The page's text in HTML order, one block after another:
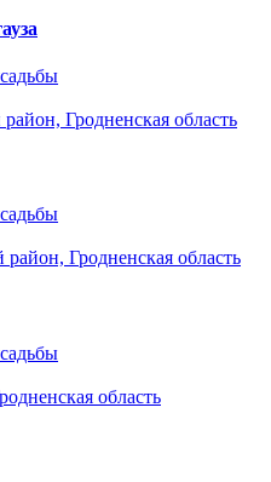
Гродненская область
Гродненская область
область